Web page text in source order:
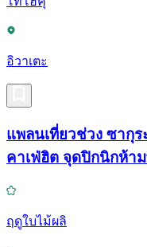
อิวาเตะ
แพลนเที่ยวช่วง ซากุ
คาเฟ่ฮิต จุดปิกนิกห้า
ฤดูใบไม้ผลิ